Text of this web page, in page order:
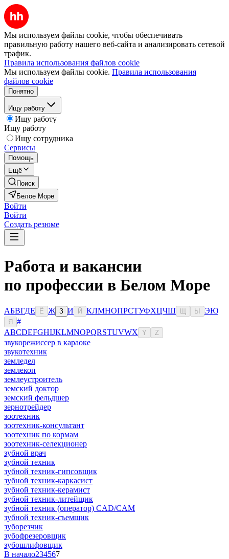
Мы используем файлы cookie, чтобы обеспечивать
правильную работу нашего веб-сайта и анализировать сетевой
трафик.
Правила использования файлов cookie
Мы используем файлы cookie. Правила использования
файлов cookie
Понятно
Ищу работу
Ищу работу
Ищу работу
Ищу сотрудника
Сервисы
Помощь
Ещё
Поиск
Белое Море
Войти
Войти
Создать резюме
Работа и вакансии
по профессии в Белом Море
АБВГДЕ Ё Ж З И Й КЛМНОПРСТУФХЦЧШ Ы ЭЮ
Я
#
ABCDEFGHIJKLMNOPQRSTUVWX Y Z
звукорежиссер в караоке
звукотехник
земледел
землекоп
землеустроитель
земский доктор
земский фельдшер
зернотрейдер
зоотехник
зоотехник-консультант
зоотехник по кормам
зоотехник-селекционер
зубной врач
зубной техник
зубной техник-гипсовщик
зубной техник-каркасист
зубной техник-керамист
зубной техник-литейщик
зубной техник (оператор) CAD/CAM
зубной техник-съемщик
зуборезчик
зубофрезеровщик
зубошлифовщик
В начало234567